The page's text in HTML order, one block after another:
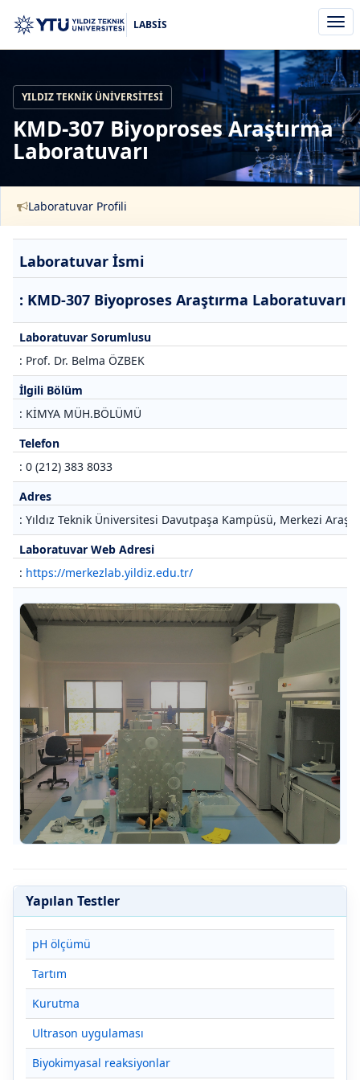
aç/
LABSİS
YILDIZ TEKNIK ÜNIVERSITESI
KMD-307 Biyoproses Araştırma
Laboratuvarı
Laboratuvar Profili
Laboratuvar İsmi
: KMD-307 Biyoproses Araştırma Laboratuvarı
Laboratuvar Sorumlusu
: Prof. Dr. Belma ÖZBEK
İlgili Bölüm
: KİMYA MÜH.BÖLÜMÜ
Telefon
: 0 (212) 383 8033
Adres
: Yıldız Teknik Üniversitesi Davutpaşa Kampüsü, Merkezi
Laboratuvar Web Adresi
: https://merkezlab.yildiz.edu.tr/
Yapılan Testler
pH ölçümü
Tartım
Kurutma
Ultrason uygulaması
Biyokimyasal reaksiyonlar